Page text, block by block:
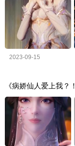
2023-09-15
《病娇仙人爱上我